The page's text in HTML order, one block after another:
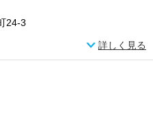
24-3
詳しく見る